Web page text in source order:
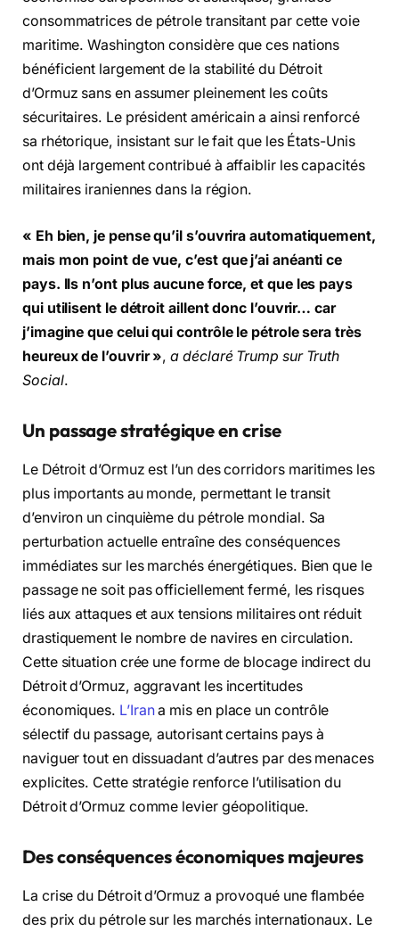
consommatrices de pétrole transitant par cette voie
maritime. Washington considère que ces nations
bénéficient largement de la stabilité du Détroit
d’Ormuz sans en assumer pleinement les coûts
sécuritaires. Le président américain a ainsi renforcé
sa rhétorique, insistant sur le fait que les États-Unis
ont déjà largement contribué à affaiblir les capacités
militaires iraniennes dans la région.
« Eh bien, je pense qu’il s’ouvrira automatiquement,
mais mon point de vue, c’est que j’ai anéanti ce
pays. Ils n’ont plus aucune force, et que les pays
qui utilisent le détroit aillent donc l’ouvrir… car
j’imagine que celui qui contrôle le pétrole sera très
heureux de l’ouvrir »,a déclaré Trump sur Truth
Social.
Un passage stratégique en crise
Le Détroit d’Ormuz est l’un des corridors maritimes les
plus importants au monde, permettant le transit
d’environ un cinquième du pétrole mondial. Sa
perturbation actuelle entraîne des conséquences
immédiates sur les marchés énergétiques. Bien que le
passage ne soit pas officiellement fermé, les risques
liés aux attaques et aux tensions militaires ont réduit
drastiquement le nombre de navires en circulation.
Cette situation crée une forme de blocage indirect du
Détroit d’Ormuz, aggravant les incertitudes
économiques. L’Irana mis en place un contrôle
sélectif du passage, autorisant certains pays à
naviguer tout en dissuadant d’autres par des menaces
explicites. Cette stratégie renforce l’utilisation du
Détroit d’Ormuz comme levier géopolitique.
Des conséquences économiques majeures
La crise du Détroit d’Ormuz a provoqué une flambée
des prix du pétrole sur les marchés internationaux. Le